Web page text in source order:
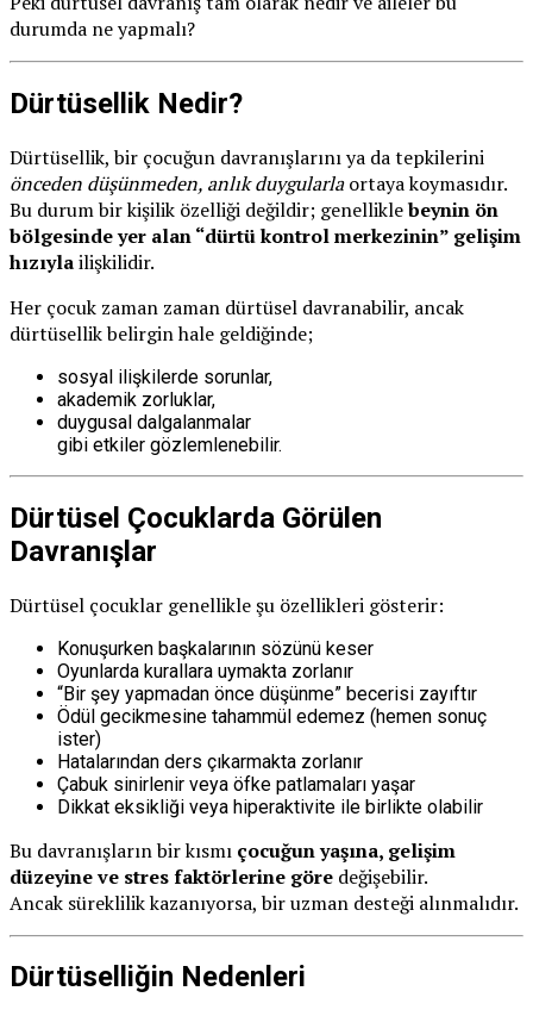
durumda ne yapmalı?
Dürtüsellik Nedir?
Dürtüsellik, bir çocuğun davranışlarını ya da tepkilerini
önceden düşünmeden, anlık duygularlaortaya koymasıdır.
Bu durum bir kişilik özelliği değildir; genelliklebeynin ön
bölgesinde yer alan “dürtü kontrol merkezinin” gelişim
hızıylailişkilidir.
Her çocuk zaman zaman dürtüsel davranabilir, ancak
dürtüsellik belirgin hale geldiğinde;
sosyal ilişkilerde sorunlar,
akademik zorluklar,
duygusal dalgalanmalar
gibi etkiler gözlemlenebilir.
Dürtüsel Çocuklarda Görülen
Davranışlar
Dürtüsel çocuklar genellikle şu özellikleri gösterir:
Konuşurken başkalarının sözünü keser
Oyunlarda kurallara uymakta zorlanır
“Bir şey yapmadan önce düşünme” becerisi zayıftır
Ödül gecikmesine tahammül edemez (hemen sonuç
ister)
Hatalarından ders çıkarmakta zorlanır
Çabuk sinirlenir veya öfke patlamaları yaşar
Dikkat eksikliği veya hiperaktivite ile birlikte olabilir
Bu davranışların bir kısmı çocuğun yaşına, gelişim
düzeyine ve stres faktörlerine göre değişebilir.
Ancak süreklilik kazanıyorsa, bir uzman desteği alınmalıdır.
Dürtüselliğin Nedenleri